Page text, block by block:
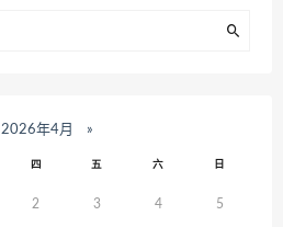
2026年4月 »
四 五 六 日
2 3 4 5